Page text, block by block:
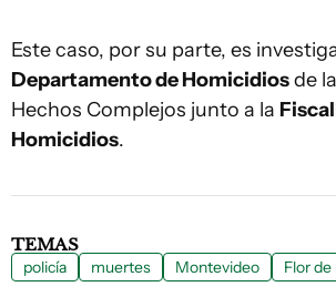
Este caso, por su parte, es
Departamento de Homicidiosde
Hechos Complejos junto a la
Homicidios.
TEMAS
policía muertes Montevideo Flor